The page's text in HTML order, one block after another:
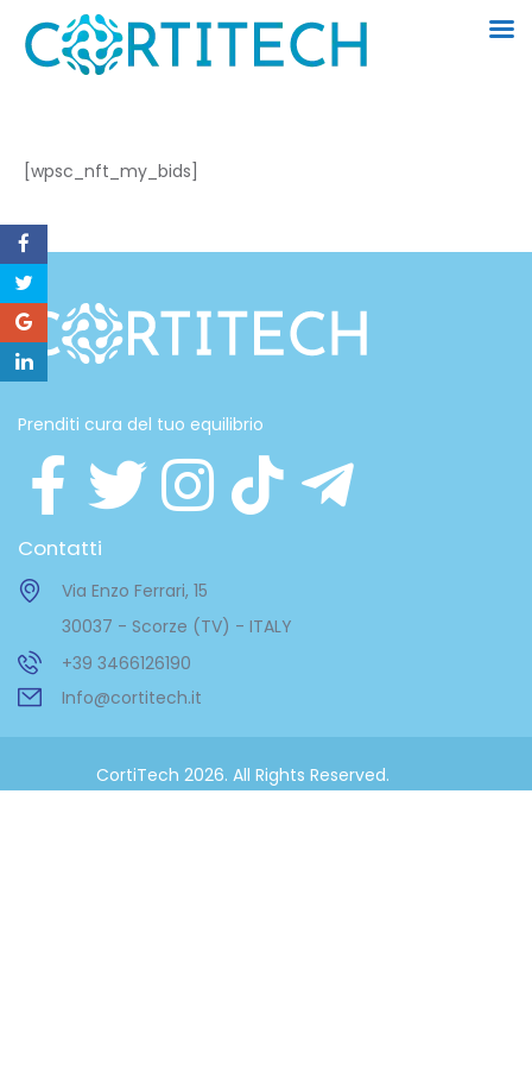
[wpsc_nft_my_bids]
Prenditi cura del tuo equilibrio
Contatti
Via Enzo Ferrari, 15
30037 - Scorze (TV) - ITALY
+39 3466126190
Info@cortitech.it
CortiTech 2026. All Rights Reserved.